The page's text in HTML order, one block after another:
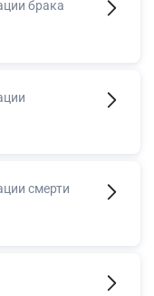
брака
смерти